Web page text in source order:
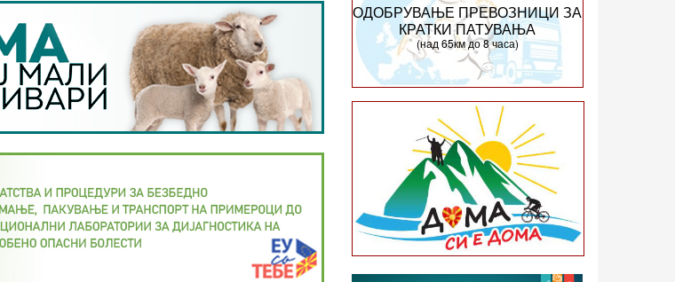
ОДОБРУВАЊЕ ПРЕВОЗНИЦИ ЗА
КРАТКИ ПАТУВАЊА
(над 65км до 8 часа)